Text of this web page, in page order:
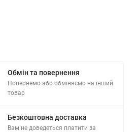
Обмін та повернення
Повернемо або обміняємо на інший
товар
Безкоштовна доставка
Вам не доведеться платити за